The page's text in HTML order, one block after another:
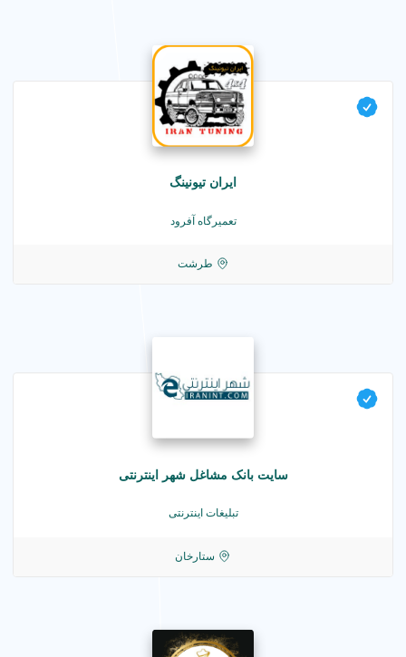
ایران تیونینگ
تعمیرگاه آفرود
طرشت
سایت بانک مشاغل شهر اینترنتی
تبلیغات اینترنتی
ستارخان